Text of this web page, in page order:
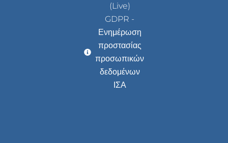
(Live)
GDPR -
Ενημέρωση
προστασίας
προσωπικών
δεδομένων
ΙΣΑ